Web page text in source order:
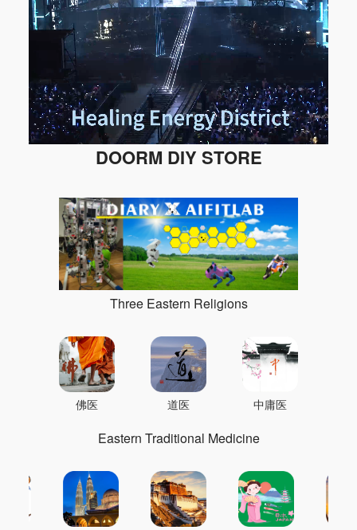
DOORM DIY STORE
Three Eastern Religions
佛医 道医 中庸医
Eastern Traditional Medicine